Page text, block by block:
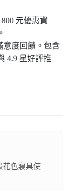
花色寢具使